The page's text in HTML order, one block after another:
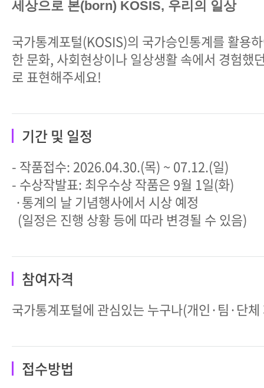
세상으로 본(born) KOSIS, 우리의 일상
국가통계포털(KOSIS)의 국가승인통계를 활용
한 문화, 사회현상이나 일상생활 속에서 경험했
로 표현해주세요!
기간 및 일정
- 작품접수: 2026.04.30.(목) ~ 07.12.(일)
- 수상작발표: 최우수상 작품은 9월 1일(화)
·통계의 날 기념행사에서 시상 예정
(일정은 진행 상황 등에 따라 변경될 수 있음)
참여자격
국가통계포털에 관심있는 누구나(개인·팀·단
접수방법